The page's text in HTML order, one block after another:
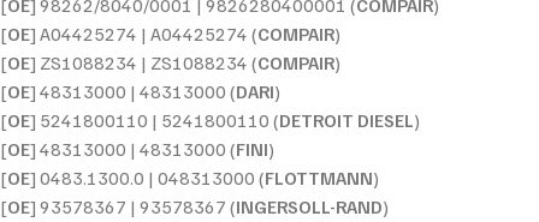
[OE] A04425274 | A04425274 (COMPAIR)
[OE] ZS1088234 | ZS1088234 (COMPAIR)
[OE] 48313000 | 48313000 (DARI)
[OE] 5241800110 | 5241800110 (DETROIT DIESEL )
[OE] 48313000 | 48313000 (FINI)
[OE] 0483.1300.0 | 048313000 (FLOTTMANN)
[OE] 93578367 | 93578367 (INGERSOLL-RAND)